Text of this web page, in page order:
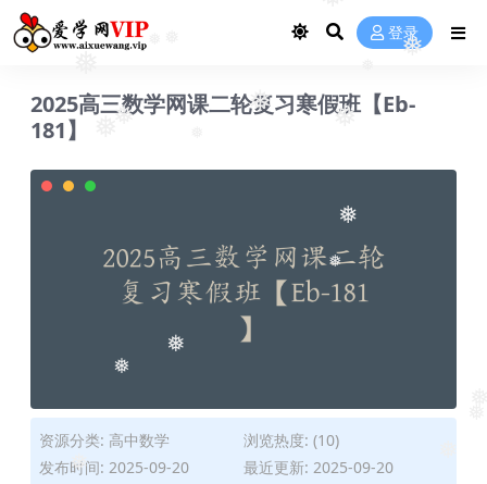
❅
❅
❅
❅
❅ 登录
2025高三数学网课二轮复习寒假班【Eb-
181】
资源分类: 高中数学
浏览热度: (10)
发布时间: 2025-09-20
最近更新: 2025-09-20